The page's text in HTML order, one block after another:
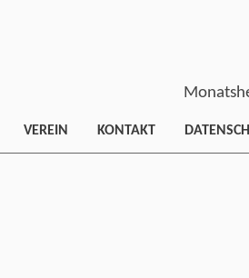
VEREIN KONTAKT